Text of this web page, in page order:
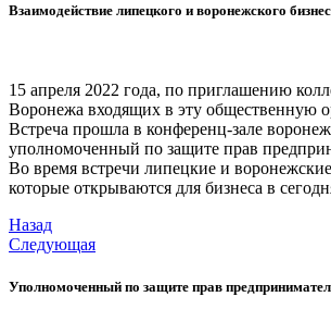
Взаимодействие липецкого и воронежского
15 апреля 2022 года, по приглашению
Воронежа входящих в эту общественную
Встреча прошла в конференц-зале
уполномоченный по защите прав
Во время встречи липецкие и
которые открываются для бизнеса в
Назад
Следующая
Уполномоченный по защите прав